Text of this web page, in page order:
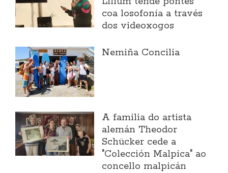
coa losofonía a través
dos videoxogos
Nemiña Concilia
A familia do artista
alemán Theodor
Schücker cede a
"Colección Malpica" ao
concello malpicán